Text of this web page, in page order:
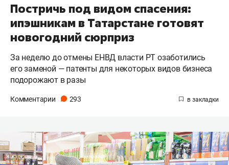
Постричь под видом спасения:
ипэшникам в Татарстане готовят
новогодний сюрприз
За неделю до отмены ЕНВД власти РТ озаботились
его заменой — патенты для некоторых видов бизнеса
подорожают в разы
Комментарии 293